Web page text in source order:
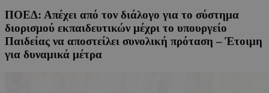
ΠΟΕΔ: Απέχει από τον διάλογο για το σύστημα
διορισμού εκπαιδευτικών μέχρι το υπουργείο
Παιδείας να αποστείλει συνολική πρόταση – Έτοιμη
για δυναμικά μέτρα